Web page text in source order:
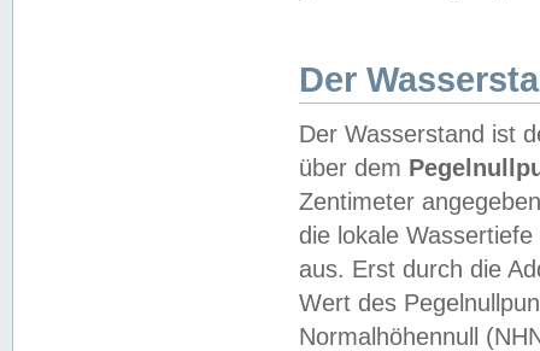
Der
Der Wasserstand ist
über dem
Zentimeter
die lokale
aus. Erst durch die
Wert des
Normalhöhennull